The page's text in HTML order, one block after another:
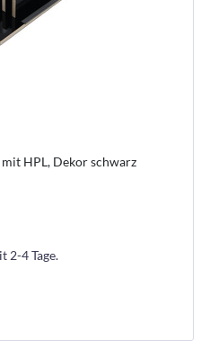
HPL, Dekor schwarz
2-4 Tage.